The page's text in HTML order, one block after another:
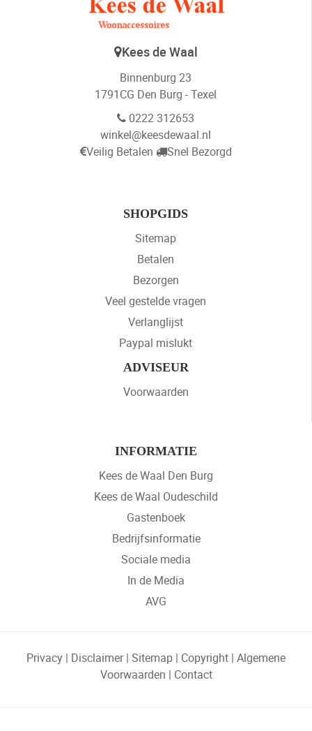
Kees de Waal
Binnenburg 23
1791CG Den Burg - Texel
0222 312653
winkel@keesdewaal.nl
Veilig Betalen
Snel Bezorgd
SHOPGIDS
Sitemap
Betalen
Bezorgen
Veel gestelde vragen
Verlanglijst
Paypal mislukt
ADVISEUR
Voorwaarden
INFORMATIE
Kees de Waal Den Burg
Kees de Waal Oudeschild
Gastenboek
Bedrijfsinformatie
Sociale media
In de Media
AVG
Privacy | Disclaimer| Sitemap | Copyright | Algemene
Voorwaarden | Contact